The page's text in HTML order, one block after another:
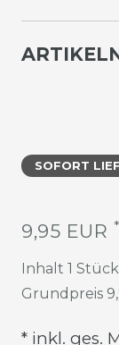
SOFORT
9,95 EUR *
Inhalt 1 Stück
Grundpreis
* inkl. ges.